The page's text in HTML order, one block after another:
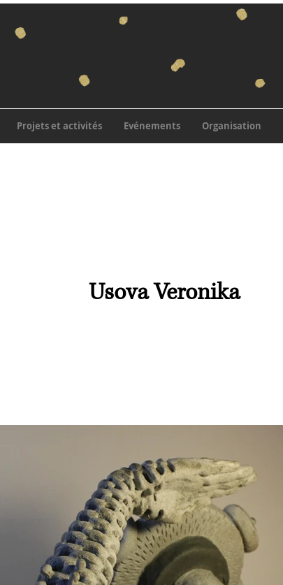
Projets et activités Evénements Organisation
Usova Veronika